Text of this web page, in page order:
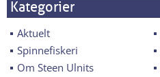
Kategorier
Aktuelt
Spinnefiskeri
Om Steen Ulnits